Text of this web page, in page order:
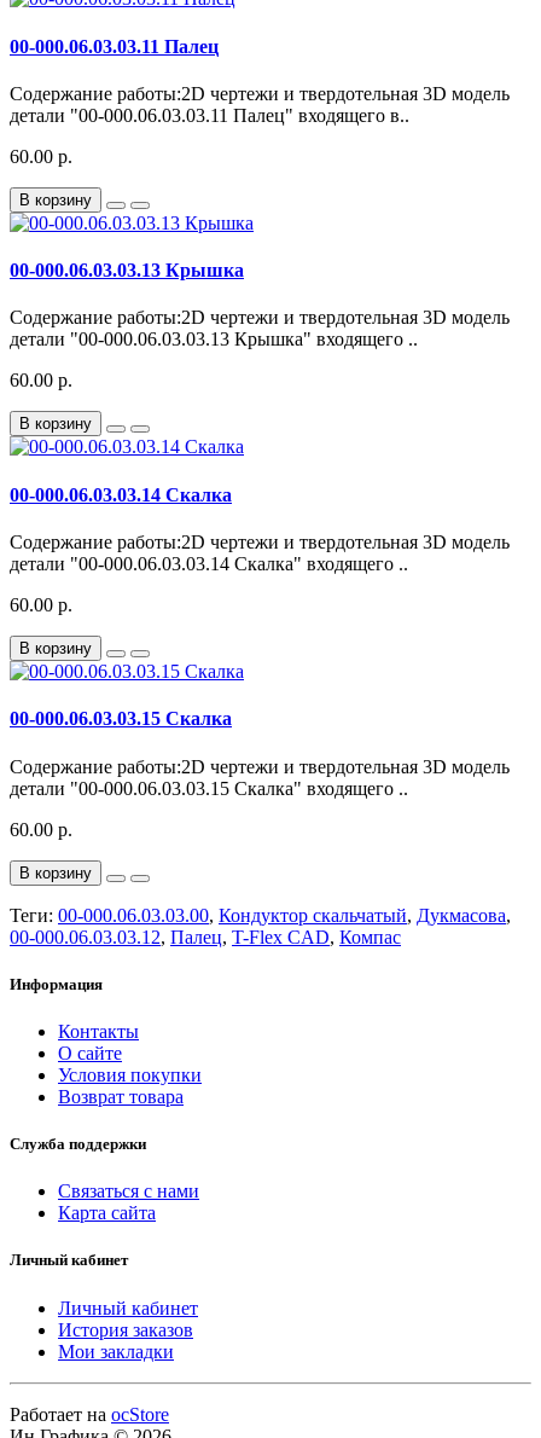
00-000.06.03.03.11 Палец
Содержание работы:2D чертежи и твердотельная 3D модель
детали "00-000.06.03.03.11 Палец" входящего в..
60.00 р.
В корзину
00-000.06.03.03.13 Крышка
Содержание работы:2D чертежи и твердотельная 3D модель
детали "00-000.06.03.03.13 Крышка" входящего ..
60.00 р.
В корзину
00-000.06.03.03.14 Скалка
Содержание работы:2D чертежи и твердотельная 3D модель
детали "00-000.06.03.03.14 Скалка" входящего ..
60.00 р.
В корзину
00-000.06.03.03.15 Скалка
Содержание работы:2D чертежи и твердотельная 3D модель
детали "00-000.06.03.03.15 Скалка" входящего ..
60.00 р.
В корзину
Теги: 00-000.06.03.03.00, Кондуктор скальчатый, Дукмасова,
00-000.06.03.03.12, Палец, T-Flex CAD, Компас
Информация
Контакты
О сайте
Условия покупки
Возврат товара
Служба поддержки
Связаться с нами
Карта сайта
Личный кабинет
Личный кабинет
История заказов
Мои закладки
Работает на ocStore